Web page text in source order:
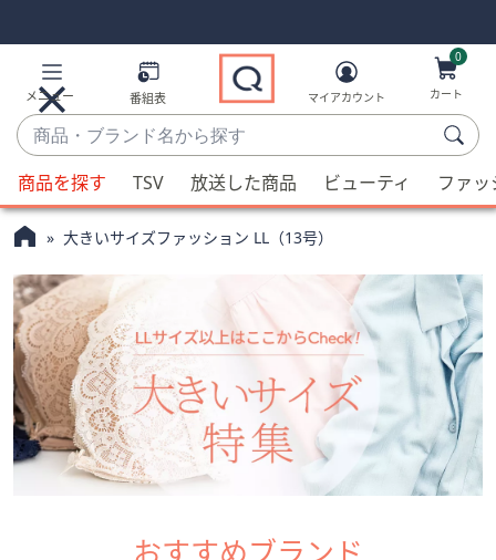
Links
Links2
メニュー 番組表
商
品・
ブ
ラ
ン
名
か
ら
探
す
候
補
が
利
用
可
能
な
場
合、
上
下
マイアカウント
0
カート
商品を探す TSV 放送した商品 ビューティ ファ
大きいサイズファッション LL（13号）